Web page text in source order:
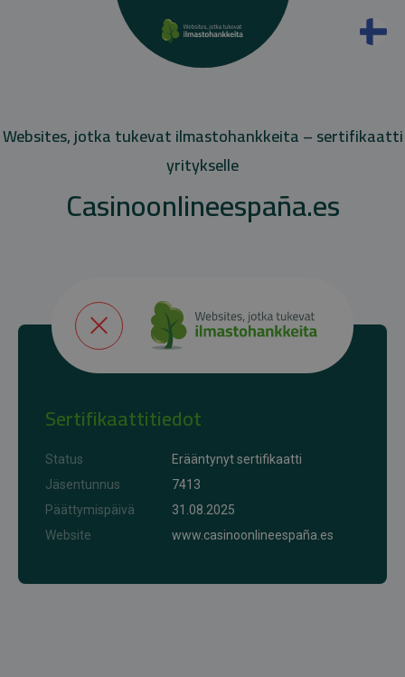
Websites, jotka tukevat ilmastohankkeita – sertifikaatti
yritykselle
Casinoonlineespaña.es
Sertifikaattitiedot
Status
Erääntynyt sertifikaatti
Jäsentunnus
7413
Päättymispäivä
31.08.2025
Website
www.casinoonlineespaña.es